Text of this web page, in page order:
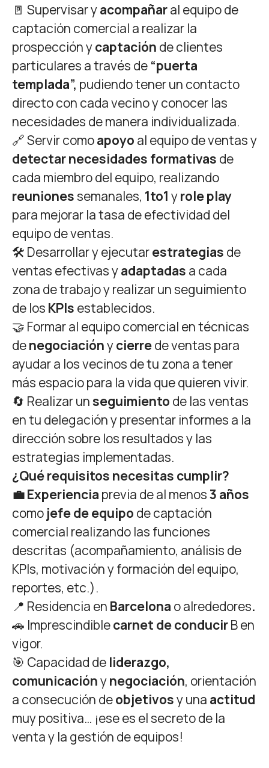
🚪 Supervisar yacompañaral equipo de
captación comercial a realizar la
prospección ycaptación de clientes
particulares a través de “puerta
templada”, pudiendo tener un contacto
directo con cada vecino y conocer las
necesidades de manera individualizada.
🔗 Servir comoapoyo al equipo de ventas y
detectar necesidades formativas de
cada miembro del equipo, realizando
reuniones semanales, 1to1 yrole play
para mejorar la tasa de efectividad del
equipo de ventas.
🛠️ Desarrollar y ejecutarestrategias de
ventas efectivas yadaptadas a cada
zona de trabajo y realizar un seguimiento
de los KPIs establecidos.
🤝 Formar al equipo comercial en técnicas
denegociaciónycierrede ventas para
ayudar a los vecinos de tu zona a tener
más espacio para la vida que quieren vivir.
🔄 Realizar unseguimiento de las ventas
en tu delegación y presentar informes a la
dirección sobre los resultados y las
estrategias implementadas.
¿Qué requisitos necesitas cumplir?
💼 Experiencia previa de al menos3 años
como jefe de equipo de captación
comercial realizando las funciones
descritas (acompañamiento, análisis de
KPIs, motivación y formación del equipo,
reportes, etc.).
📍 Residencia en Barcelona o alrededores.
🚗 Imprescindiblecarnet de conducirB en
vigor.
🎯 Capacidad de liderazgo,
comunicaciónynegociación, orientación
a consecución deobjetivosy una actitud
muy positiva… ¡ese es el secreto de la
venta y la gestión de equipos!